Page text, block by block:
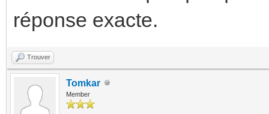
réponse exacte.
Trouver
Tomkar
Member